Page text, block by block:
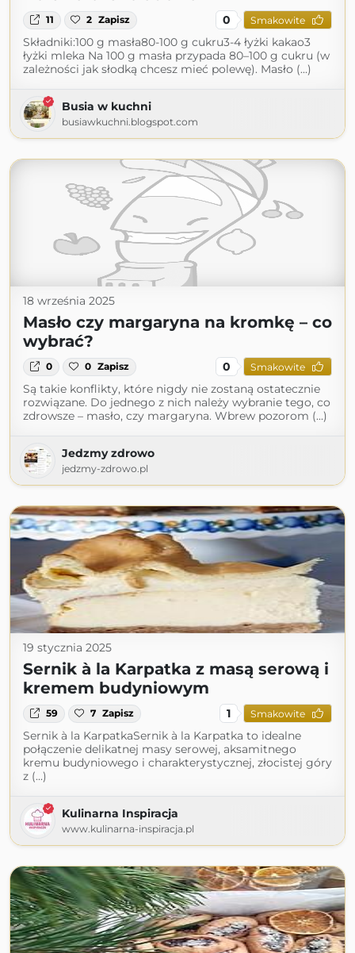
11 2 Zapisz 0 Smakowite
Składniki:100 g masła80-100 g cukru3-4 łyżki kakao3
łyżki mleka Na 100 g masła przypada 80–100 g cukru (w
zależności jak słodką chcesz mieć polewę). Masło (...)
Busia w kuchni
busiawkuchni.blogspot.com
18 września 2025
Masło czy margaryna na kromkę – co
wybrać?
0 0 Zapisz 0 Smakowite
Są takie konflikty, które nigdy nie zostaną ostatecznie
rozwiązane. Do jednego z nich należy wybranie tego, co
zdrowsze – masło, czy margaryna. Wbrew pozorom (...)
Jedzmy zdrowo
jedzmy-zdrowo.pl
19 stycznia 2025
Sernik à la Karpatka z masą serową i
kremem budyniowym
59 7 Zapisz 1 Smakowite
Sernik à la KarpatkaSernik à la Karpatka to idealne
połączenie delikatnej masy serowej, aksamitnego
kremu budyniowego i charakterystycznej, złocistej góry
z (...)
Kulinarna Inspiracja
www.kulinarna-inspiracja.pl